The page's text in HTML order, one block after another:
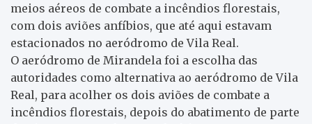
meios aéreos de combate a incêndios florestais,
com dois aviões anfíbios, que até aqui estavam
estacionados no aeródromo de Vila Real.
O aeródromo de Mirandela foi a escolha das
autoridades como alternativa ao aeródromo de Vila
Real, para acolher os dois aviões de combate a
incêndios florestais, depois do abatimento de parte